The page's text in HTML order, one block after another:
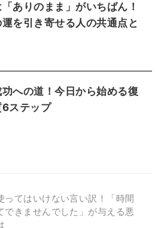
ありのまま」がいちばん！
を引き寄せる人の共通点と
への道！今日から始める復
ステップ
ってはいけない言い訳！「時間
できませんでした」が与える悪